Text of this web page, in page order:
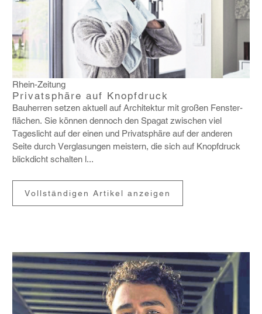
Rhein-Zeitung
Privatsphäre auf Knopfdruck
Bauherren setzen aktuell auf Archi­tektur mit großen Fens­ter­
flä­chen. Sie können dennoch den Spagat zwischen viel
Tages­licht auf der einen und Privat­sphäre auf der anderen
Seite durch Vergla­sungen meis­tern, die sich auf Knopf­druck
blick­dicht schalten l...
Vollständigen Artikel anzeigen